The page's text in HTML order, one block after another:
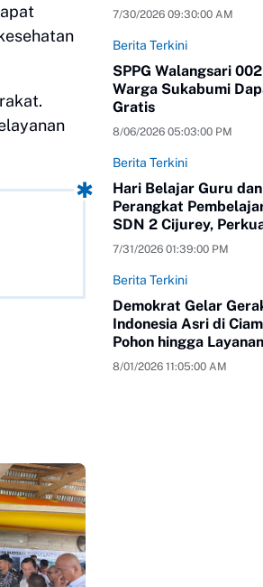
7/30/2026 09:30:00 AM
Berita Terkini
SPPG Walangsari
Warga Sukabumi
Gratis
8/06/2026 05:03:00 PM
Berita Terkini
Hari Belajar Guru
Perangkat
SDN 2 Cijurey,
Pendidik
7/31/2026 01:39:00 PM
Berita Terkini
Demokrat Gelar
Indonesia Asri di
Pohon hingga
Gratis
8/01/2026 11:05:00 AM